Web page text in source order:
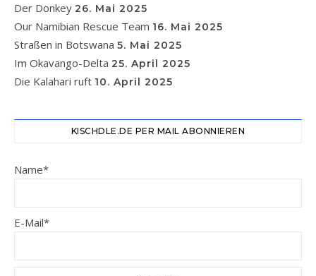
Der Donkey 26. Mai 2025
Our Namibian Rescue Team 16. Mai 2025
Straßen in Botswana 5. Mai 2025
Im Okavango-Delta 25. April 2025
Die Kalahari ruft 10. April 2025
KISCHDLE.DE PER MAIL ABONNIEREN
Name*
E-Mail*